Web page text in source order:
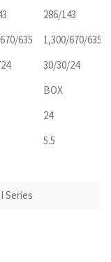
286/143
635
1,300/670/635
30/30/24
BOX
24
5.5
Series